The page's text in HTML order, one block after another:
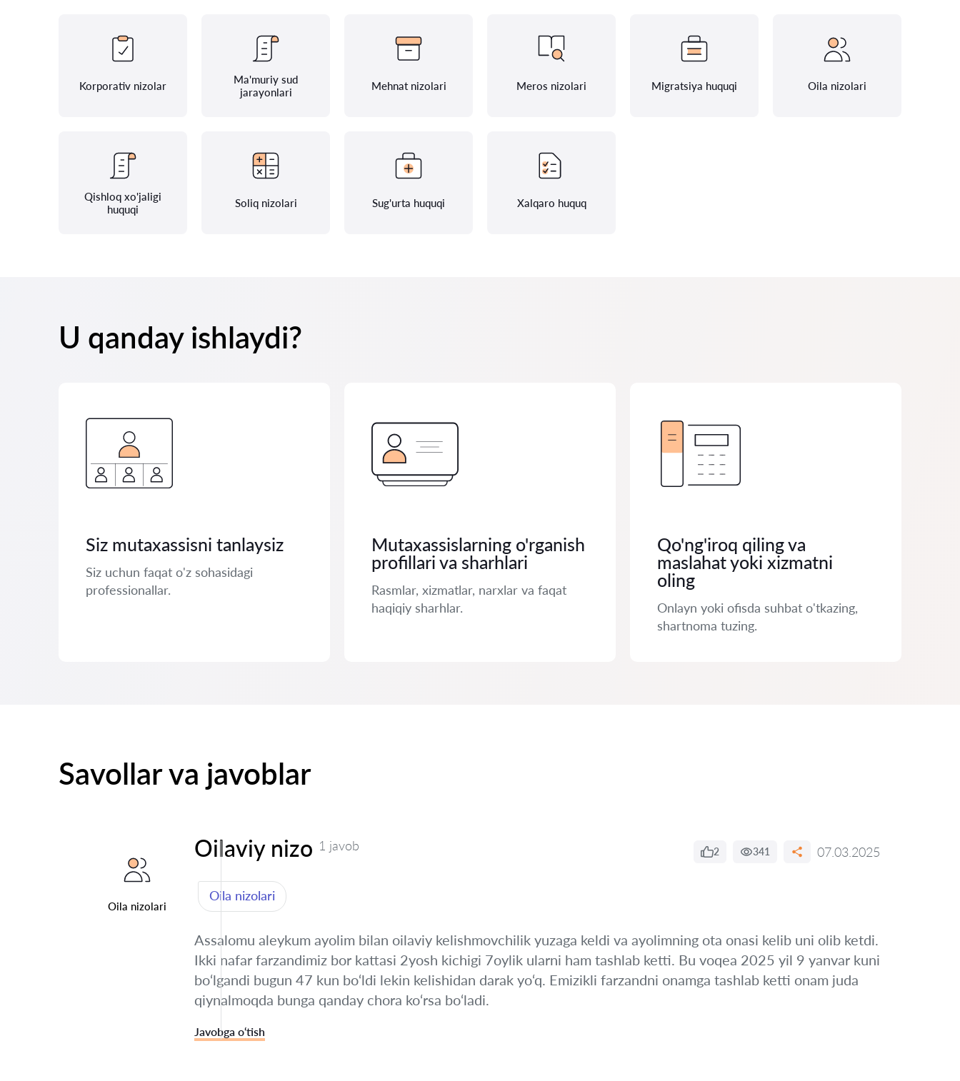
Korporativ nizolar
Ma'muriy sud
jarayonlari
Mehnat nizolari Meros nizolari Migratsiya huquqi Oila nizolari
Qishloq xo'jaligi
huquqi
Soliq nizolari Sug'urta huquqi Xalqaro huquq
U qanday ishlaydi?
Siz mutaxassisni tanlaysiz
Siz uchun faqat o'z sohasidagi
professionallar.
Mutaxassislarning o'rganish
profillari va sharhlari
Rasmlar, xizmatlar, narxlar va faqat
haqiqiy sharhlar.
Qo'ng'iroq qiling va
maslahat yoki xizmatni
oling
Onlayn yoki ofisda suhbat o'tkazing,
shartnoma tuzing.
Savollar va javoblar
Oila nizolari
Oilaviy nizo 1 javob 2 341 07.03.2025
Oila nizolari
Assalomu aleykum ayolim bilan oilaviy kelishmovchilik yuzaga keldi va ayolimning ota onasi kelib uni olib ketdi.
Ikki nafar farzandimiz bor kattasi 2yosh kichigi 7oylik ularni ham tashlab ketti. Bu voqea 2025 yil 9 yanvar kuni
bo‘lgandi bugun 47 kun bo‘ldi lekin kelishidan darak yo‘q. Emizikli farzandni onamga tashlab ketti onam juda
qiynalmoqda bunga qanday chora ko‘rsa bo‘ladi.
Javobga o‘tish